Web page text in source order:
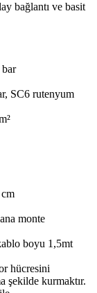
bağlantı ve basit
bar
SC6 rutenyum
monte
boyu 1,5mt
hücresini
şekilde kurmaktır.